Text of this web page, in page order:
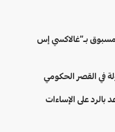
مسبوق بـ”غالاكسي إس
في القصر الحكومي
بالرد على الإساءات